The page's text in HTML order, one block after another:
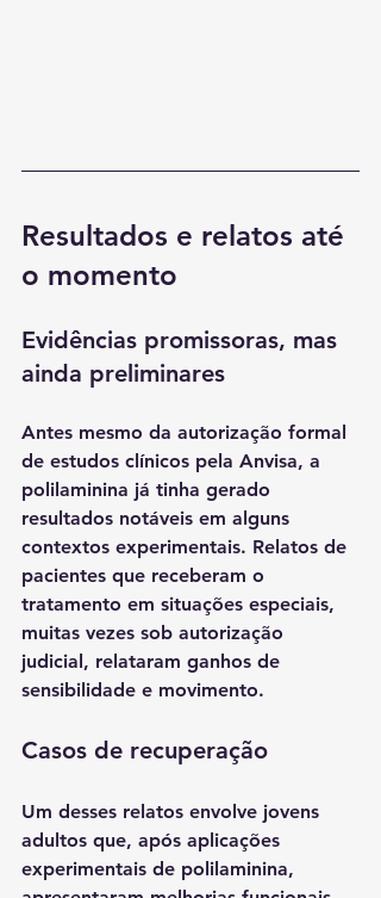
Resultados e relatos até
o momento
Evidências promissoras, mas
ainda preliminares
Antes mesmo da autorização formal
de estudos clínicos pela Anvisa, a
polilaminina já tinha gerado
resultados notáveis em alguns
contextos experimentais. Relatos de
pacientes que receberam o
tratamento em situações especiais,
muitas vezes sob autorização
judicial, relataram ganhos de
sensibilidade e movimento.
Casos de recuperação
Um desses relatos envolve jovens
adultos que, após aplicações
experimentais de polilaminina,